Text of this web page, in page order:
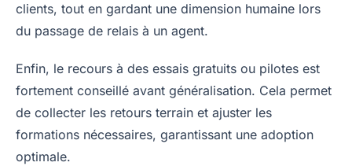
clients, tout en gardant une dimension humaine lors
du passage de relais à un agent.
Enfin, le recours à des essais gratuits ou pilotes est
fortement conseillé avant généralisation. Cela permet
de collecter les retours terrain et ajuster les
formations nécessaires, garantissant une adoption
optimale.